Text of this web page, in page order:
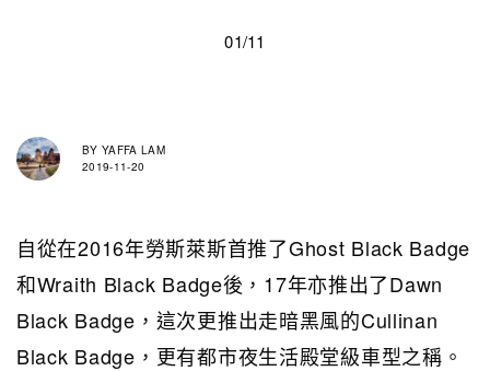
01/11
BY YAFFA LAM
2019-11-20
自從在2016年勞斯萊斯首推了Ghost Black Badge
和Wraith Black Badge後，17年亦推出了Dawn
Black Badge，這次更推出走暗黑風的Cullinan
Black Badge，更有都市夜生活殿堂級車型之稱。